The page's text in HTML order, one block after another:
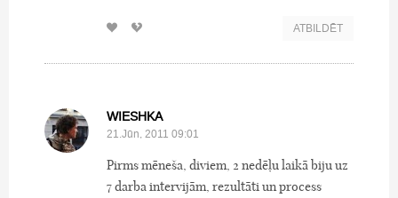
ATBILDĒT
WIESHKA
21.Jūn, 2011 09:01
Pirms mēneša, diviem, 2 nedēļu laikā biju uz
7 darba intervijām, rezultāti un process